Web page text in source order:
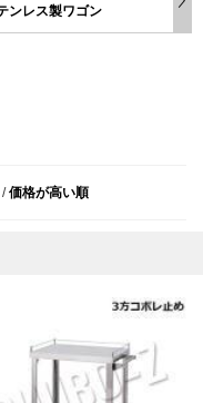
ンレス製ワゴン
/価格が高い順